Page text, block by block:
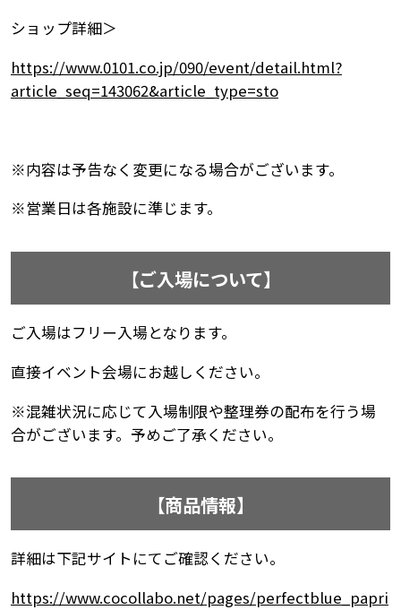
ショップ詳細＞
https://www.0101.co.jp/090/event/detail.html?
article_seq=143062&article_type=sto
※内容は予告なく変更になる場合がございます。
※営業日は各施設に準じます。
【ご入場について】
ご入場はフリー入場となります。
直接イベント会場にお越しください。
※混雑状況に応じて入場制限や整理券の配布を行う場
合がございます。予めご了承ください。
【商品情報】
詳細は下記サイトにてご確認ください。
https://www.cocollabo.net/pages/perfectblue_papri